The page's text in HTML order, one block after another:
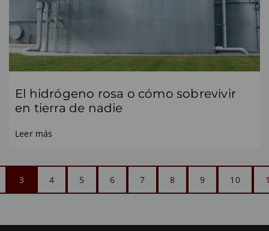
El hidrógeno rosa o cómo sobrevivir
en tierra de nadie
Leer más
3 4 5 6 7 8 9 10